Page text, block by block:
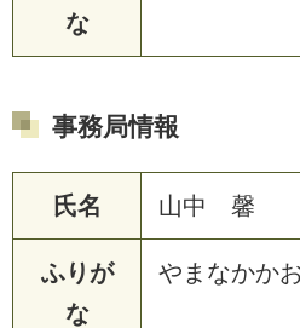
な
事務局情報
氏名 山中 馨
ふりが
な
やまなかか